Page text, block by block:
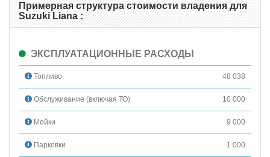
Примерная структура стоимости владения для
Suzuki Liana :
ЭКСПЛУАТАЦИОННЫЕ РАСХОДЫ
Топливо 48 038
Обслуживание (включая ТО) 10 000
Мойки 9 000
Парковки 1 000